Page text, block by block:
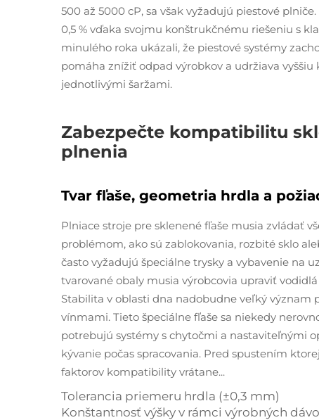
500 až 5000 cP, sa však vyžadujú piestové
0,5 % vďaka svojmu konštrukčnému riešeniu s
minulého roka ukázali, že piestové systémy
pomáha znížiť odpad výrobkov a udržiava
jednotlivými šaržami.
Zabezpečte kompatibilitu
plnenia
Tvar fľaše, geometria hrdla a
Plniace stroje pre sklenené fľaše musia zvládať
problémom, ako sú zablokovania, rozbité sklo
často vyžadujú špeciálne trysky a vybavenie na
tvarované obaly musia výrobcovia upraviť
Stabilita v oblasti dna nadobudne veľký
vínmami. Tieto špeciálne fľaše sa niekedy
potrebujú systémy s chytočmi a nastaviteľnými
kývanie počas spracovania. Pred spustením
faktorov kompatibility vrátane...
Tolerancia priemeru hrdla (±0,3 mm)
Konštantnosť výšky v rámci výrobných